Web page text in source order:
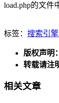
load.php的文件
标签： 搜索引擎
版权声明：
转载请注
相关文章